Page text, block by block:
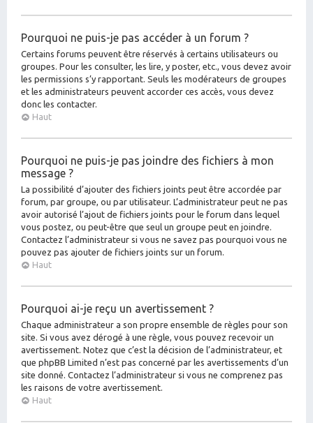
Pourquoi ne puis-je pas accéder à un forum ?
Certains forums peuvent être réservés à certains utilisateurs ou
groupes. Pour les consulter, les lire, y poster, etc., vous devez avoir
les permissions s’y rapportant. Seuls les modérateurs de groupes
et les administrateurs peuvent accorder ces accès, vous devez
donc les contacter.
Haut
Pourquoi ne puis-je pas joindre des fichiers à mon
message ?
La possibilité d’ajouter des fichiers joints peut être accordée par
forum, par groupe, ou par utilisateur. L’administrateur peut ne pas
avoir autorisé l’ajout de fichiers joints pour le forum dans lequel
vous postez, ou peut-être que seul un groupe peut en joindre.
Contactez l’administrateur si vous ne savez pas pourquoi vous ne
pouvez pas ajouter de fichiers joints sur un forum.
Haut
Pourquoi ai-je reçu un avertissement ?
Chaque administrateur a son propre ensemble de règles pour son
site. Si vous avez dérogé à une règle, vous pouvez recevoir un
avertissement. Notez que c’est la décision de l’administrateur, et
que phpBB Limited n’est pas concerné par les avertissements d’un
site donné. Contactez l’administrateur si vous ne comprenez pas
les raisons de votre avertissement.
Haut